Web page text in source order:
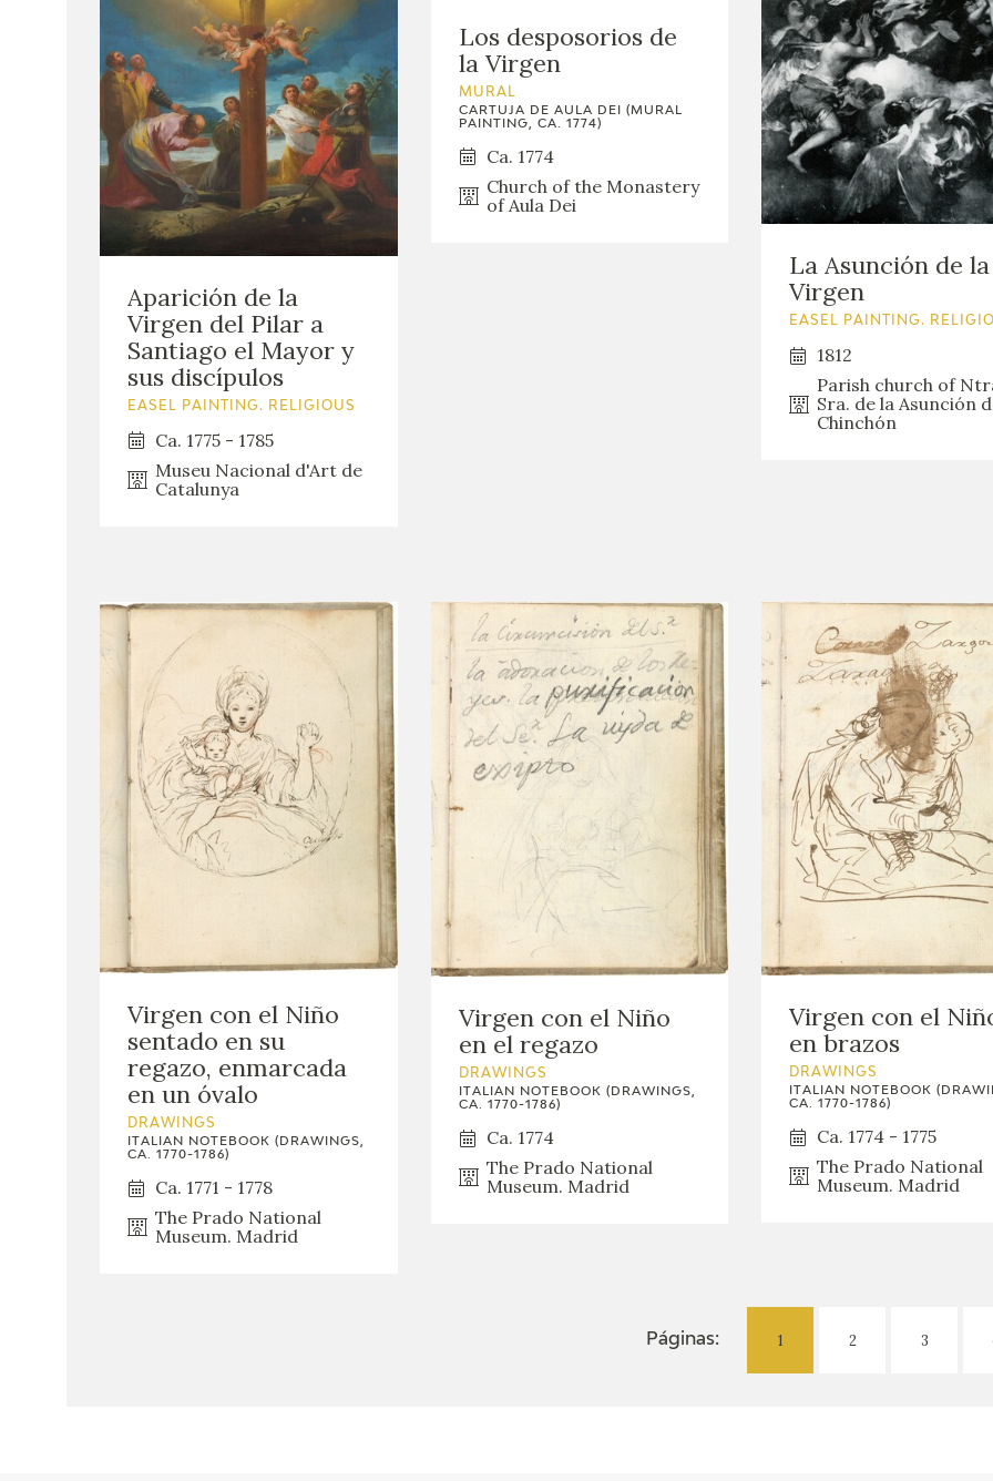
Aparición de la
Virgen del Pilar a
Santiago el Mayor y
sus discípulos
EASEL PAINTING. RELIGIOUS
Ca. 1775 - 1785
Museu Nacional d'Art de
Catalunya
Los desposorios de
la Virgen
MURAL
CARTUJA DE AULA DEI (MURAL
PAINTING, CA. 1774)
Ca. 1774
Church of the Monastery
of Aula Dei
La Asunción de la
Virgen
EASEL PAINTING.
1812
Parish church of
Sra. de la Asunción
Chinchón
Virgen con el Niño
sentado en su
regazo, enmarcada
en un óvalo
DRAWINGS
ITALIAN NOTEBOOK (DRAWINGS,
CA. 1770-1786)
Ca. 1771 - 1778
The Prado National
Museum. Madrid
Virgen con el Niño
en el regazo
DRAWINGS
ITALIAN NOTEBOOK (DRAWINGS,
CA. 1770-1786)
Ca. 1774
The Prado National
Museum. Madrid
Virgen con el
en brazos
DRAWINGS
ITALIAN NOTEBOOK
CA. 1770-1786)
Ca. 1774 - 1775
The Prado National
Museum. Madrid
Páginas: 1 2 3